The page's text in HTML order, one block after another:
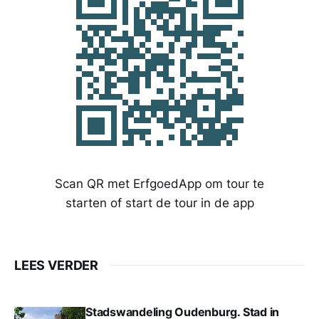
Scan QR met ErfgoedApp om tour te
starten of start de tour in de app
LEES VERDER
Stadswandeling Oudenburg. Stad in